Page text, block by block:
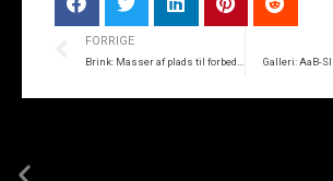
FORRIGE
Brink: Masser af plads til forbedringer Galleri: AaB-